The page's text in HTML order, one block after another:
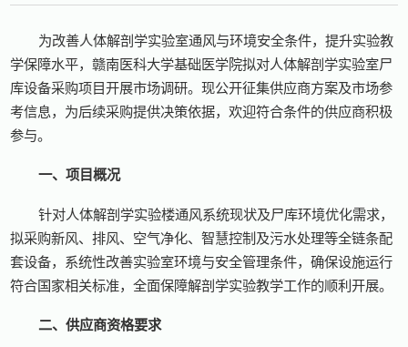
为改善人体解剖学实验室通风与环境安全条件，提升实验教
学保障水平，赣南医科大学基础医学院拟对人体解剖学实验室尸
库设备采购项目开展市场调研。现公开征集供应商方案及市场参
考信息，为后续采购提供决策依据，欢迎符合条件的供应商积极
参与。
一、项目概况
针对人体解剖学实验楼通风系统现状及尸库环境优化需求，
拟采购新风、排风、空气净化、智慧控制及污水处理等全链条配
套设备，系统性改善实验室环境与安全管理条件，确保设施运行
符合国家相关标准，全面保障解剖学实验教学工作的顺利开展。
二、供应商资格要求